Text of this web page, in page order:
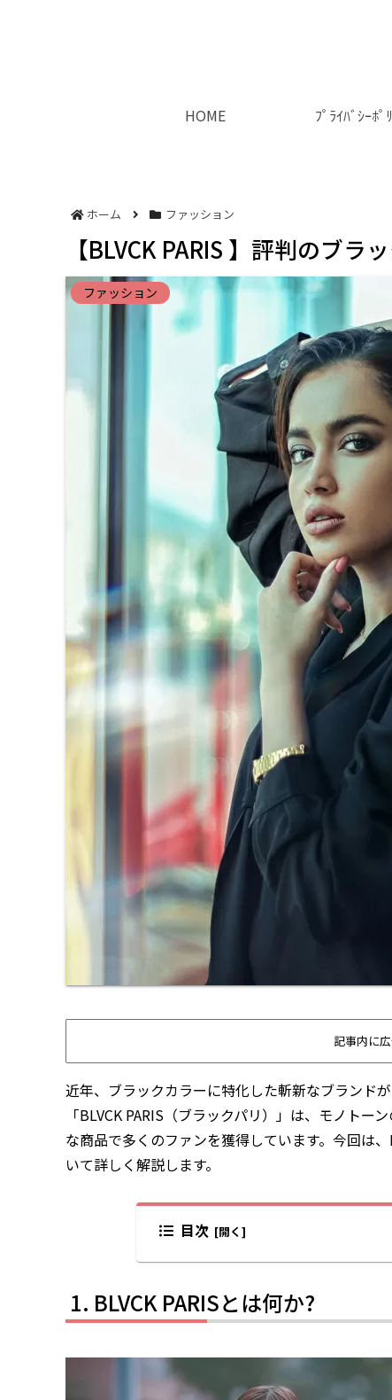
HOME ﾌﾟﾗｲﾊﾞｼｰﾎﾟ
ホーム ファッション
【BLVCK PARIS 】評判のブ
ファッション
記事内に
近年、ブラックカラーに特化した斬新なブランド
「BLVCK PARIS（ブラックパリ）」は、モノト
な商品で多くのファンを獲得しています。今回は
いて詳しく解説します。
目次
BLVCK PARISとは何か?